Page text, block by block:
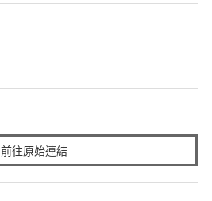
前往原始連結